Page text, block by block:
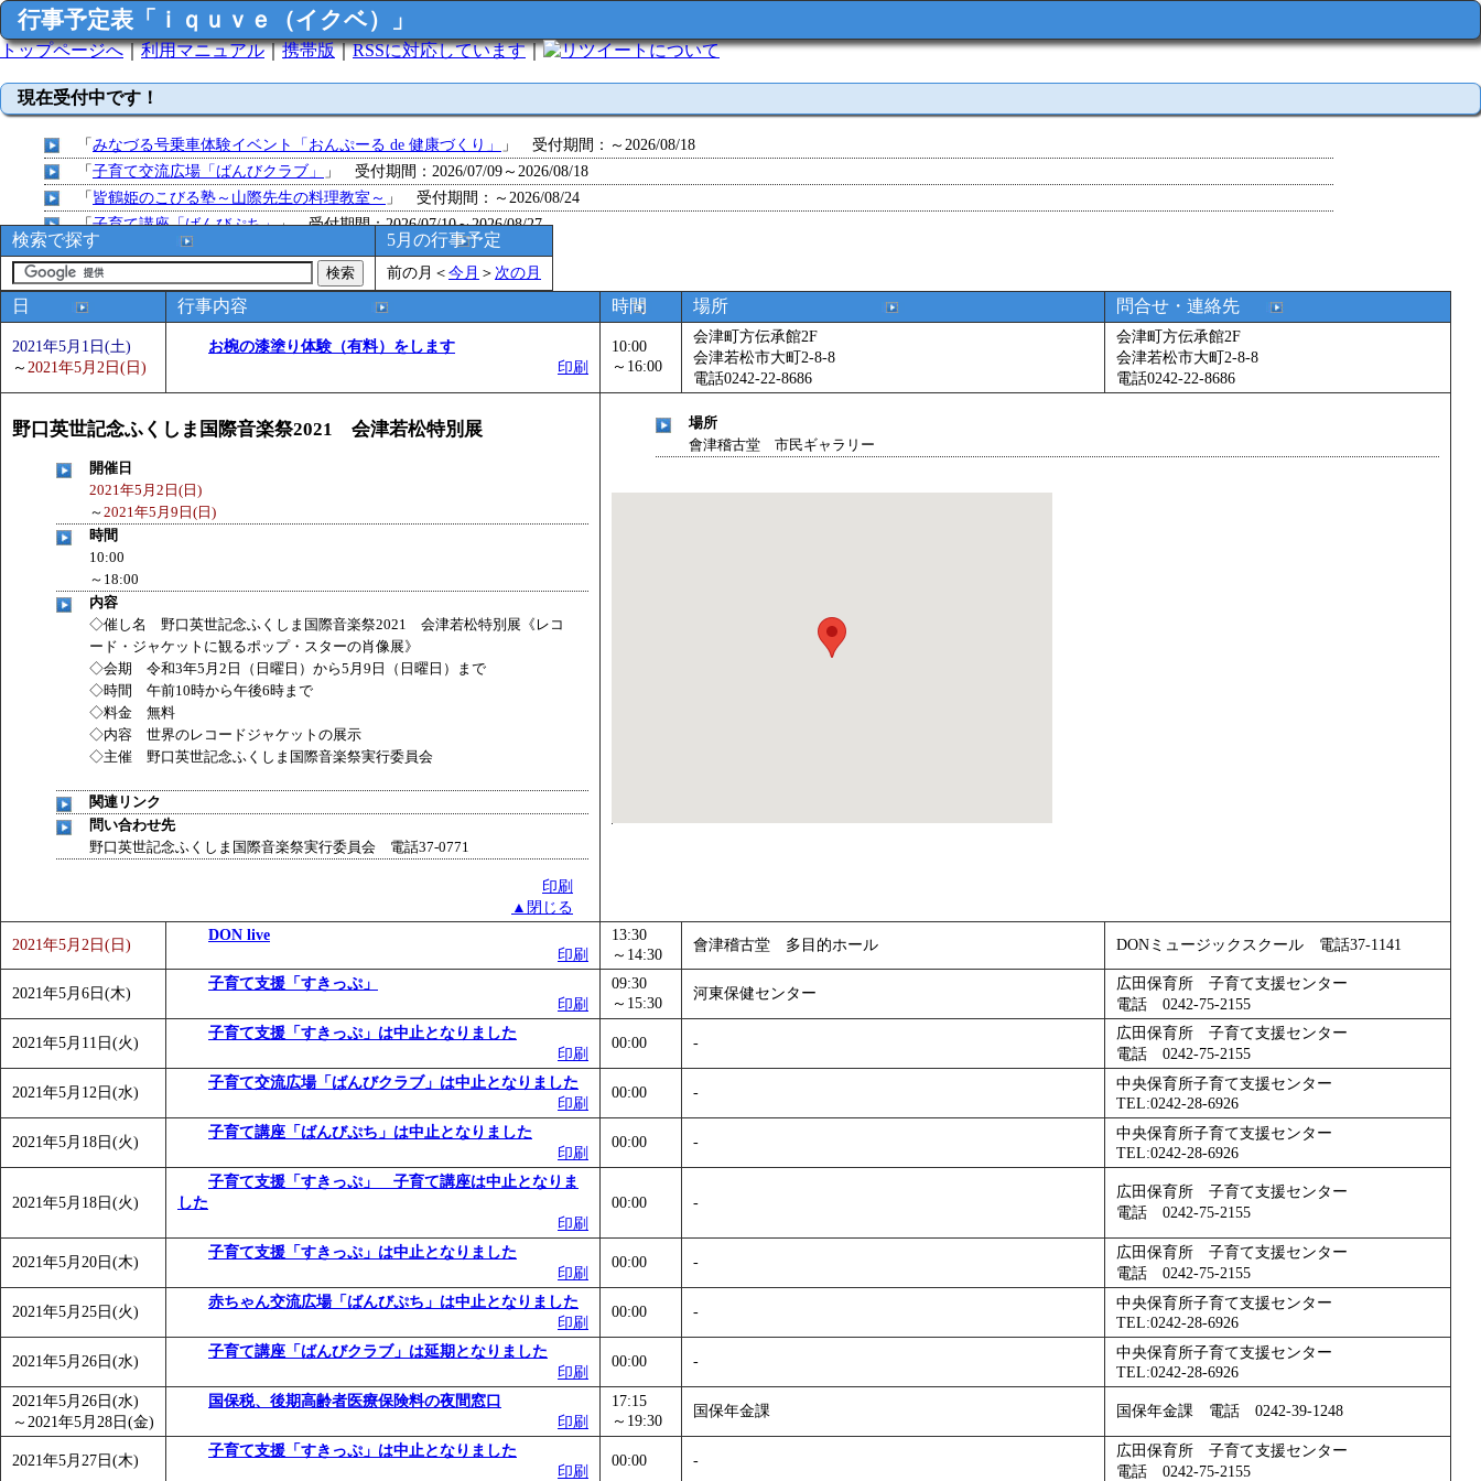
行事予定表「ｉｑｕｖｅ（イクベ）」
トップページへ｜利用マニュアル｜携帯版｜RSSに対応しています｜ について
現在受付中です！
「みなづる号乗車体験イベント「おんぷーる de 健康づくり」
」 受付期間：～2026/08/18
「子育て交流広場「ばんびクラブ」
」 受付期間：2026/07/09～2026/08/18
「皆鶴姫のこびる塾～山際先生の料理教室～ 」 受付期間：～2026/08/24
「子育て講座「ばんびぷち」」 受付期間：2026/07/10～2026/08/27
「 子育て交流広場「ばんびクラブ」
」 受付期間：2026/07/13～2026/08/28
「子育て交流広場「ばんびクラブ」
」 受付期間：2026/08/10～2026/09/01
「
赤ちゃん子育て講座「ばんびぷち」
」 受付期間：2026/08/10～2026/09/07
「まだまだ暑い！コミプの夏！！第11回 水中レクリエーション 障害物競争でお土産をゲットせよ！」 受付期間：～2026/09/13
「赤ちゃん交流広場「ばんびぷち」」 受付期間：2026/08/10～2026/09/28
「みなづる号乗車体験イベント「おんぷーる de 健康づくり」
」 受付期間：～2026/09/29
「堂島地区歴史ウオークの参加者を募集します
「みなづる号乗車体験イベント「おんぷーる de 健康づくり」
「皆鶴姫のこびる塾～山際先生の料理教室～
「みなづる号乗車体験イベント「おんぷーる de 健康づくり」
検索で探す 5月の行事予定
前の月 ＜今月 ＞ 次の月
日 行事内容 時間 場所 問合せ・連絡先
2021年5月1日(土)
～ 2021年5月2日(日)
お椀の漆塗り体験（有料）をします
印刷
10:00
～16:00
会津町方伝承館2F
会津若松市大町2-8-8
電話0242-22-8686
会津町方伝承館2F
会津若松市大町2-8-8
電話0242-22-8686
野口英世記念ふくしま国際音楽祭2021 会津若松特別展
開催日
2021年5月2日(日)
～2021年5月9日(日)
時間
10:00
～18:00
内容
◇催し名 野口英世記念ふくしま国際音楽祭2021 会津若松特別展《レコ
ード・ジャケットに観るポップ・スターの肖像展》
◇会期 令和3年5月2日（日曜日）から5月9日（日曜日）まで
◇時間 午前10時から午後6時まで
◇料金 無料
◇内容 世界のレコードジャケットの展示
◇主催 野口英世記念ふくしま国際音楽祭実行委員会
関連リンク
問い合わせ先
野口英世記念ふくしま国際音楽祭実行委員会 電話37-0771
印刷
▲閉じる
場所
會津稽古堂 市民ギャラリー
2021年5月2日(日)
DON live
印刷
13:30
～14:30
會津稽古堂 多目的ホール DONミュージックスクール 電話37-1141
2021年5月6日(木)
子育て支援「すきっぷ」
印刷
09:30
～15:30
河東保健センター
広田保育所 子育て支援センター
電話 0242-75-2155
2021年5月11日(火)
子育て支援「すきっぷ」は中止となりました
印刷
00:00 -
広田保育所 子育て支援センター
電話 0242-75-2155
2021年5月12日(水)
子育て交流広場「ばんびクラブ」は中止となりました
印刷
00:00 -
中央保育所子育て支援センター
TEL:0242-28-6926
2021年5月18日(火)
子育て講座「ばんびぷち」は中止となりました
印刷
00:00 -
中央保育所子育て支援センター
TEL:0242-28-6926
2021年5月18日(火)
子育て支援「すきっぷ」 子育て講座は中止となりま
した
印刷
00:00 -
広田保育所 子育て支援センター
電話 0242-75-2155
2021年5月20日(木)
子育て支援「すきっぷ」は中止となりました
印刷
00:00 -
広田保育所 子育て支援センター
電話 0242-75-2155
2021年5月25日(火)
赤ちゃん交流広場「ばんびぷち」は中止となりました
印刷
00:00 -
中央保育所子育て支援センター
TEL:0242-28-6926
2021年5月26日(水)
子育て講座「ばんびクラブ」は延期となりました
印刷
00:00 -
中央保育所子育て支援センター
TEL:0242-28-6926
2021年5月26日(水)
～ 2021年5月28日(金)
国保税、後期高齢者医療保険料の夜間窓口
印刷
17:15
～19:30
国保年金課 国保年金課 電話 0242-39-1248
2021年5月27日(木)
子育て支援「すきっぷ」は中止となりました
印刷
00:00 -
広田保育所 子育て支援センター
電話 0242-75-2155